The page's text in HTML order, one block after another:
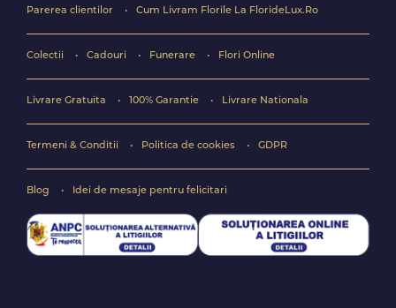
Parerea clientilor Cum Livram Florile La FlorideLux.Ro
Colectii Cadouri Funerare Flori Online
Livrare Gratuita 100% Garantie Livrare Nationala
Termeni & Conditii Politica de cookies GDPR
Blog Idei de mesaje pentru felicitari